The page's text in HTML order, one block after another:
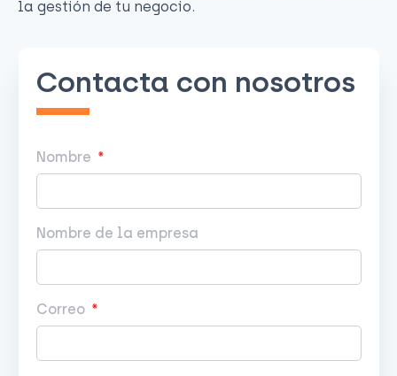
la gestión de tu negocio.
Contacta con nosotros
Nombre
Nombre de la empresa
Correo